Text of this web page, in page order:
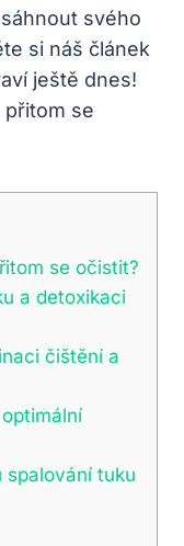
svého
si náš článek
ještě dnes!
se očistit?
a detoxikaci
čištění a
spalování tuku